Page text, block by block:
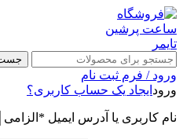
ورود / فرم ثبت نام
ورود ایجاد یک حساب کاربری؟
نام کاربری یا آدرس ایمیل * الزامی